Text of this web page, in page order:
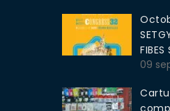
FIBES
09